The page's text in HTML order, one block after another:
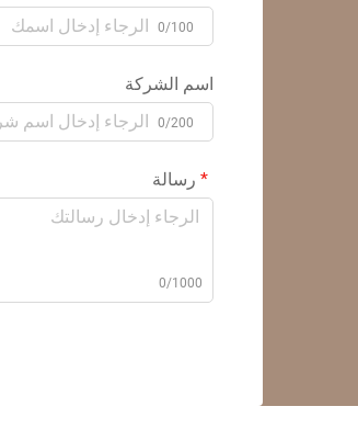
0/100
اسم الشركة
0/200
رسالة
0/1000